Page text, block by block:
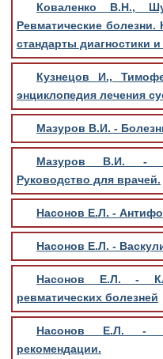
Коваленко В.Н.,
Ревматические болезни.
стандарты диагностики и
Кузнецов И.,
энциклопедия лечения
Мазуров В.И. -
Мазуров В.И. -
Руководство для врачей.
Насонов Е.Л. -
Насонов Е.Л. -
Насонов Е.Л. -
ревматических болезней
Насонов Е.Л. -
рекомендации.